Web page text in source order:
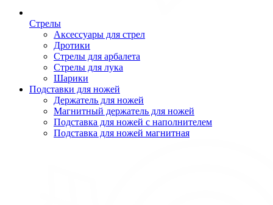
Стрелы
Аксессуары для стрел
Дротики
Стрелы для арбалета
Стрелы для лука
Шарики
Подставки для ножей
Держатель для ножей
Магнитный держатель для ножей
Подставка для ножей с наполнителем
Подставка для ножей магнитная